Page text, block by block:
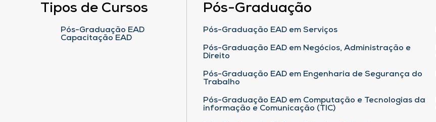
Tipos de Cursos
Pós-Graduação EAD
Capacitação EAD
Pós-Graduação
Pós-Graduação EAD em Serviços
Pós-Graduação EAD em Negócios, Administração e
Direito
Pós-Graduação EAD em Engenharia de Segurança do
Trabalho
Pós-Graduação EAD em Computação e Tecnologias da
informação e Comunicação (TIC)